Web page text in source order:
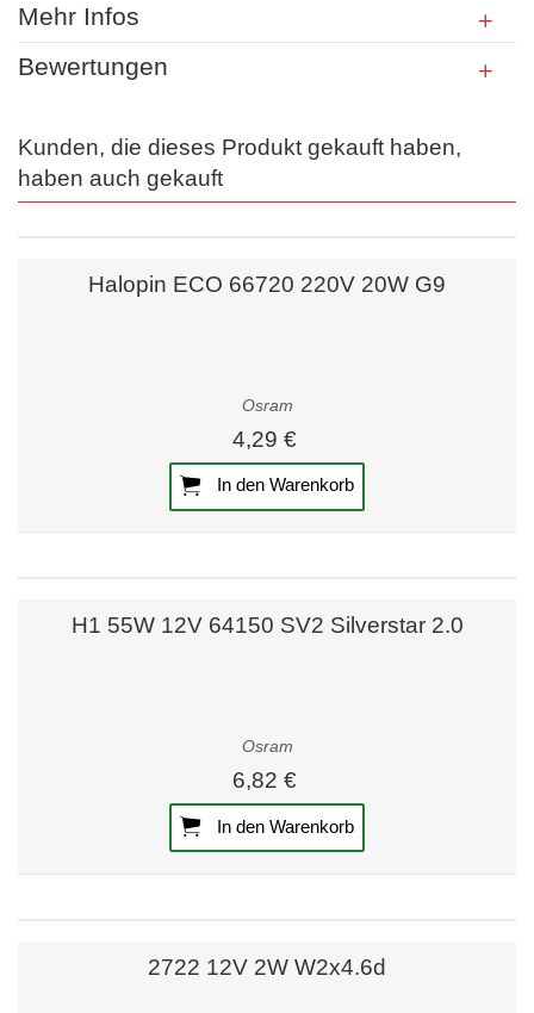
Mehr Infos
Bewertungen
Kunden, die dieses Produkt gekauft haben,
haben auch gekauft
Halopin ECO 66720 220V 20W G9
Osram
4,29 €
In den Warenkorb
H1 55W 12V 64150 SV2 Silverstar 2.0
Osram
6,82 €
In den Warenkorb
2722 12V 2W W2x4.6d